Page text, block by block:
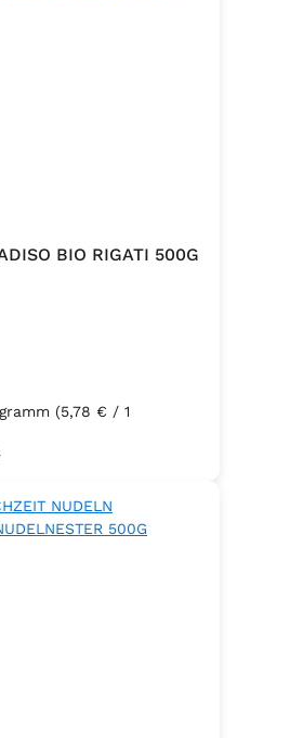
BIO RIGATI 500G
(5,78 € / 1
Preis: